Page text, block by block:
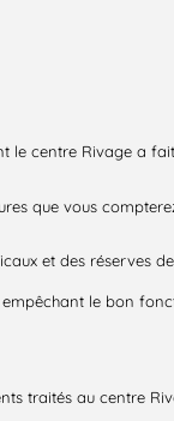
le centre Rivage a fait
que vous
et des réserves
le bon
traités au centre